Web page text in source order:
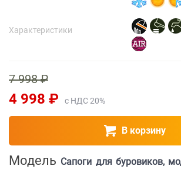
Характеристики
7 998 ₽
4 998 ₽ с НДС 20%
В корзину
Модель Сапоги для буровиков,